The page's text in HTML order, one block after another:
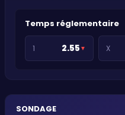
Temps réglementaire
1 2.55 ▼ X
SONDAGE